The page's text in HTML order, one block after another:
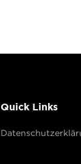
Quick Links